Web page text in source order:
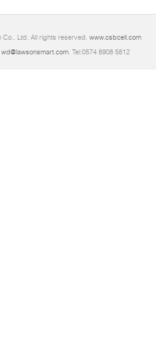
Ltd. All rights reserved. www.csbcell.com
wd@lawsonsmart.com. Tel:0574 8908 5812